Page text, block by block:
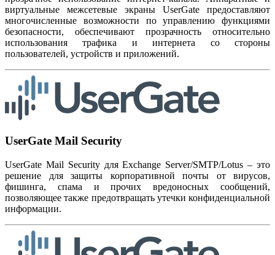
виртуальные межсетевые экраны UserGate предоставляют
многочисленные возможности по управлению функциями
безопасности, обеспечивают прозрачность относительно
использования трафика и интернета со стороны
пользователей, устройств и приложений.
UserGate Mail Security
UserGate Mail Security для Exchange Server/SMTP/Lotus – это
решение для защиты корпоративной почты от вирусов,
фишинга, спама и прочих вредоносных сообщений,
позволяющее также предотвращать утечки конфиденциальной
информации.